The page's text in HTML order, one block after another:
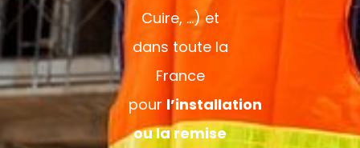
Cuire, …) et
dans toute la
France
pour l’installation
ou la remise